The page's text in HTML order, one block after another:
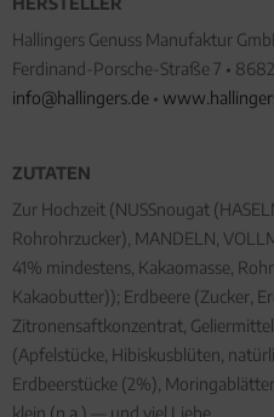
Hallingers Genuss Manufaktur
Ferdinand-Porsche-Straße 7 •
info@hallingers.de •
ZUTATEN
Zur Hochzeit (NUSSnougat
Rohrohrzucker), MANDELN,
41% mindestens, Kakaomasse,
Kakaobutter)); Erdbeere (Zucker,
Zitronensaftkonzentrat,
(Apfelstücke, Hibiskusblüten,
Erdbeerstücke (2%),
klein (n.a.) — und viel Liebe.